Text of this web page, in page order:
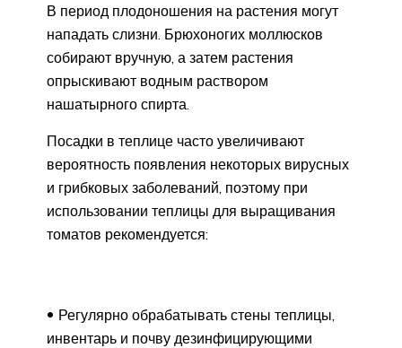
В период плодоношения на растения могут
нападать слизни. Брюхоногих моллюсков
собирают вручную, а затем растения
опрыскивают водным раствором
нашатырного спирта.
Посадки в теплице часто увеличивают
вероятность появления некоторых вирусных
и грибковых заболеваний, поэтому при
использовании теплицы для выращивания
томатов рекомендуется:
Регулярно обрабатывать стены теплицы,
инвентарь и почву дезинфицирующими